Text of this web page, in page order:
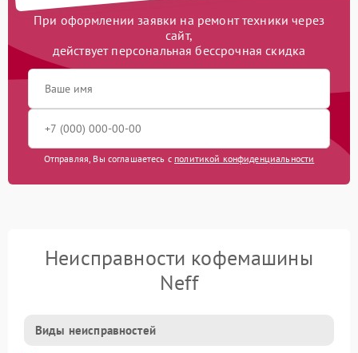
При оформлении заявки на ремонт техники через
сайт,
действует персональная бессрочная скидка
Отправляя, Вы соглашаетесь с политикой конфиденциальности
Неисправности кофемашины
Neff
Виды неисправностей